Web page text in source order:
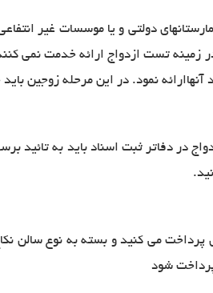
دولتی و یا موسسات غیر
زمینه تست ازدواج ارائه خدمت نمی
نمود. در این مرحله زوجین
در دفاتر ثبت اسناد باید به
.
شود